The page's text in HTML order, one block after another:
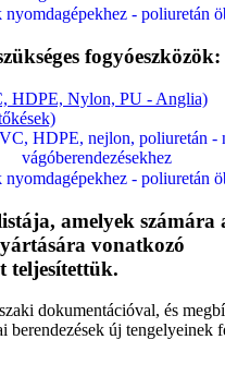
fogyóeszközök:
HDPE, Nylon, PU - Anglia)
amelyek számára
vonatkozó
teljesítettük.
dokumentációval, és
berendezések új tengelyeinek